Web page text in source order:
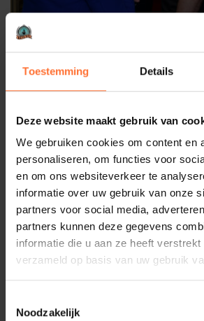
Toestemming Details
Deze website maakt gebruik van
We gebruiken cookies om content en
personaliseren, om functies voor
en om ons websiteverkeer te
informatie over uw gebruik van onze
partners voor social media,
partners kunnen deze gegevens
informatie die u aan ze heeft verstrekt
verzameld op basis van uw gebruik
Noodzakelijk